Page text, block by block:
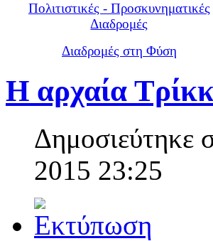
Πολιτιστικές - Προσκυνηματικές
Διαδρομές
Διαδρομές στη Φύση
Η αρχαία
Δημοσιεύτηκε
2015 23:25